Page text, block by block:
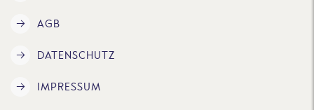
AGB
DATENSCHUTZ
IMPRESSUM